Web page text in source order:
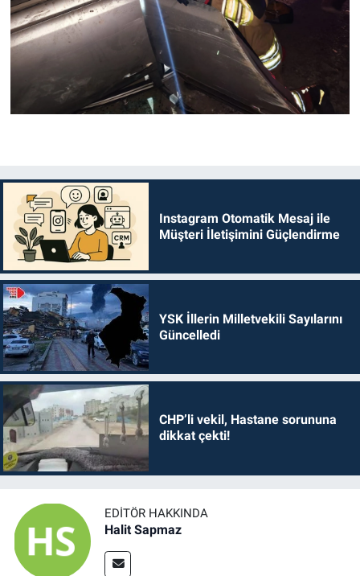
Instagram Otomatik Mesaj ile
Müşteri İletişimini Güçlendirme
YSK İllerin Milletvekili Sayılarını
Güncelledi
CHP’li vekil, Hastane sorununa
dikkat çekti!
EDITÖR HAKKINDA
Halit Sapmaz